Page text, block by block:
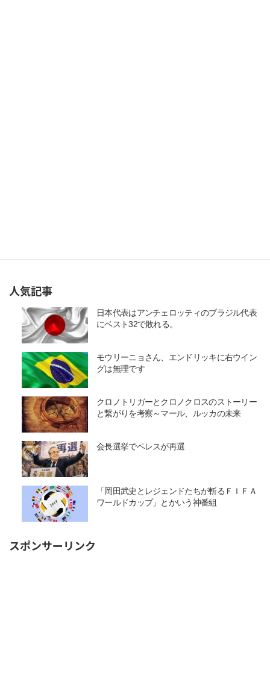
人気記事
日本代表はアンチェロッティのブラジル代表
にベスト32で敗れる。
モウリーニョさん、エンドリッキに右ウイン
グは無理です
クロノトリガーとクロノクロスのストーリー
と繋がりを考察～マール、ルッカの未来
会長選挙でペレスが再選
「岡田武史とレジェンドたちが斬るＦＩＦＡ
ワールドカップ」とかいう神番組
スポンサーリンク